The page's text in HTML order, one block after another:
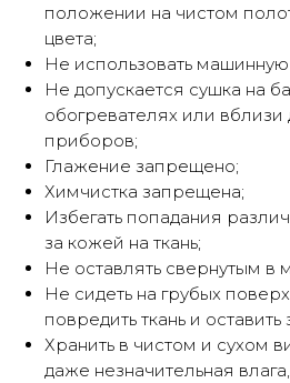
положении на чистом
цвета;
Не использовать машинную
Не допускается сушка на
обогревателях или вблизи
приборов;
Глажение запрещено;
Химчистка запрещена;
Избегать попадания
за кожей на ткань;
Не оставлять свернутым в
Не сидеть на грубых
повредить ткань и оставить
Хранить в чистом и сухом
даже незначительная
Без комиссий и
Как обычная